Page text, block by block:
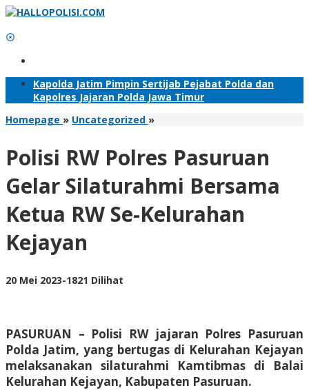
Lewati
konten
Kapolda Jatim Pimpin Sertijab Pejabat Polda dan
Kapolres Jajaran Polda Jawa Timur
Homepage » Uncategorized »Polisi
Pasuruan
Silaturahmi
Bersama
Ketua
RW
Polisi RW Polres Pasuruan
Gelar Silaturahmi Bersama
Ketua RW Se-Kelurahan
Kejayan
20 Mei 2023oleh
-1821 Dilihat
PASURUAN – Polisi RW jajaran Polres Pasuruan
Polda Jatim, yang bertugas di Kelurahan Kejayan
melaksanakan silaturahmi Kamtibmas di Balai
Kelurahan Kejayan, Kabupaten Pasuruan.